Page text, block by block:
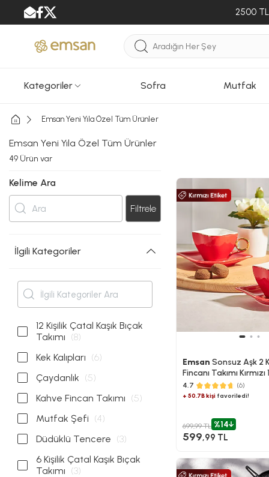
2500
Kategoriler Sofra Mutfak
Emsan Yeni Yıla Özel Tüm Ürünler
Emsan Yeni Yıla Özel Tüm Ürünler
49 Ürün var
Kelime Ara
Filtrele
İlgili Kategoriler
12 Kişilik Çatal Kaşık Bıçak
Takımı (8)
Kek Kalıpları (6)
Çaydanlık (5)
Kahve Fincan Takımı (5)
Mutfak Şefi (4)
Düdüklü Tencere (3)
6 Kişilik Çatal Kaşık Bıçak
Takımı (3)
Emsan Sonsuz Aşk 2
Fincanı Takımı
4.7 (6)
+ 50.7B kişifavoriledi!
699,99 TL %14
599,99 TL